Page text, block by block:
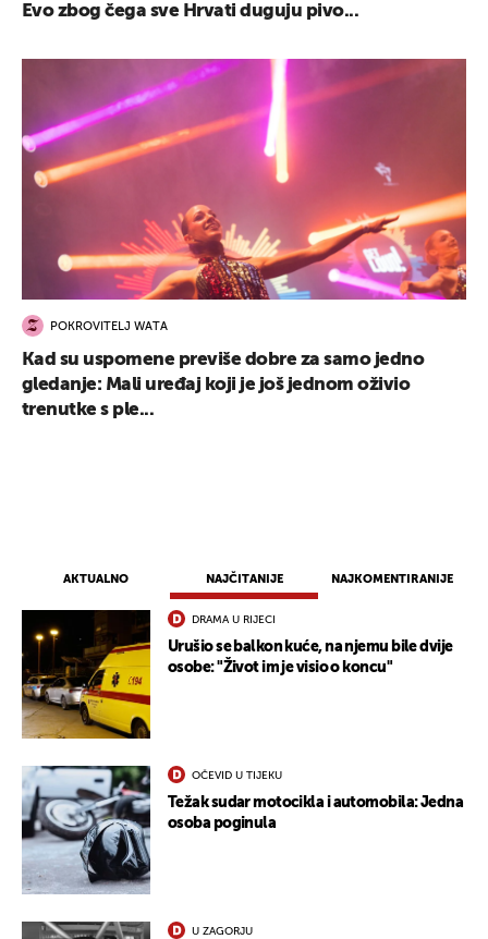
AKTUALNO NAJČITANIJE NAJKOMENTIRANIJE
DRAMA U RIJECI
Urušio se balkon kuće, na njemu bile dvije
osobe: "Život im je visio o koncu"
OČEVID U TIJEKU
Težak sudar motocikla i automobila: Jedna
osoba poginula
U ZAGORJU
Evo zbog čega sve Hrvati duguju pivo...
POKROVITELJ WATA
Kad su uspomene previše dobre za samo jedno
gledanje: Mali uređaj koji je još jednom oživio
trenutke s ple...